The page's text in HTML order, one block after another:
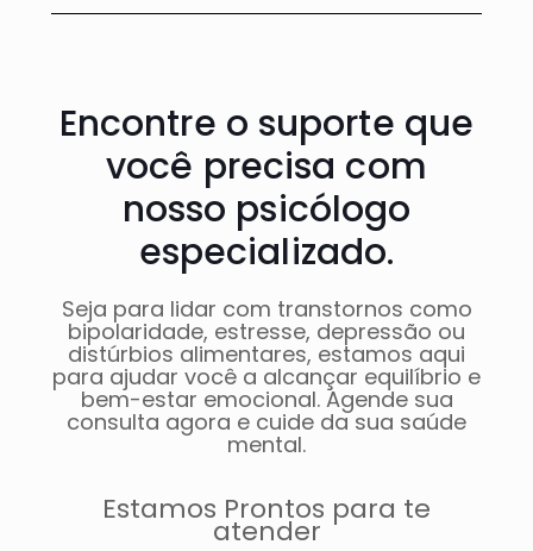
Encontre o suporte que
você precisa com
nosso psicólogo
especializado.
Seja para lidar com transtornos como
bipolaridade, estresse, depressão ou
distúrbios alimentares, estamos aqui
para ajudar você a alcançar equilíbrio e
bem-estar emocional. Agende sua
consulta agora e cuide da sua saúde
mental.
Estamos Prontos para te
atender